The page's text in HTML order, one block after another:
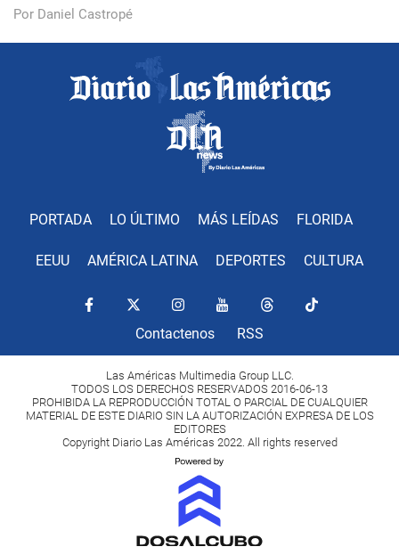
Por Daniel Castropé
PORTADA LO ÚLTIMO MÁS LEÍDAS FLORIDA
EEUU AMÉRICA LATINA DEPORTES CULTURA
Contactenos RSS
Las Américas Multimedia Group LLC.
TODOS LOS DERECHOS RESERVADOS 2016-06-13
PROHIBIDA LA REPRODUCCIÓN TOTAL O PARCIAL DE CUALQUIER
MATERIAL DE ESTE DIARIO SIN LA AUTORIZACIÓN EXPRESA DE LOS
EDITORES
Copyright Diario Las Américas 2022. All rights reserved